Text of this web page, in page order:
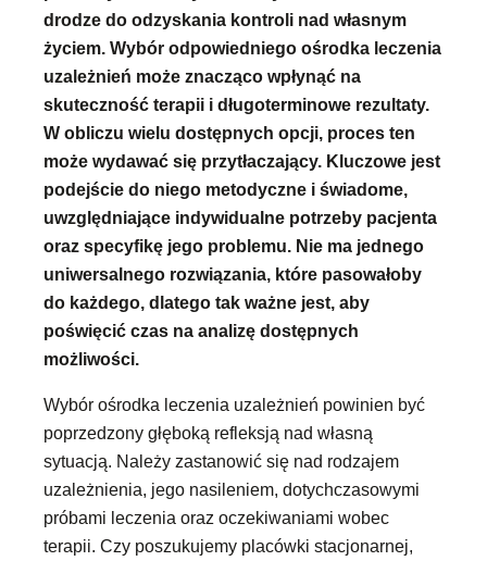
drodze do odzyskania kontroli nad własnym
życiem. Wybór odpowiedniego ośrodka leczenia
uzależnień może znacząco wpłynąć na
skuteczność terapii i długoterminowe rezultaty.
W obliczu wielu dostępnych opcji, proces ten
może wydawać się przytłaczający. Kluczowe jest
podejście do niego metodyczne i świadome,
uwzględniające indywidualne potrzeby pacjenta
oraz specyfikę jego problemu. Nie ma jednego
uniwersalnego rozwiązania, które pasowałoby
do każdego, dlatego tak ważne jest, aby
poświęcić czas na analizę dostępnych
możliwości.
Wybór ośrodka leczenia uzależnień powinien być
poprzedzony głęboką refleksją nad własną
sytuacją. Należy zastanowić się nad rodzajem
uzależnienia, jego nasileniem, dotychczasowymi
próbami leczenia oraz oczekiwaniami wobec
terapii. Czy poszukujemy placówki stacjonarnej,